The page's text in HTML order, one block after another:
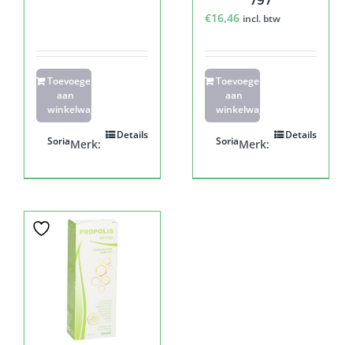
Toevoegen
aan
winkelwagen
Details
Merk:
Soria
€16,46 incl. btw
Toevoegen
aan
winkelwagen
Details
Merk:
Soria